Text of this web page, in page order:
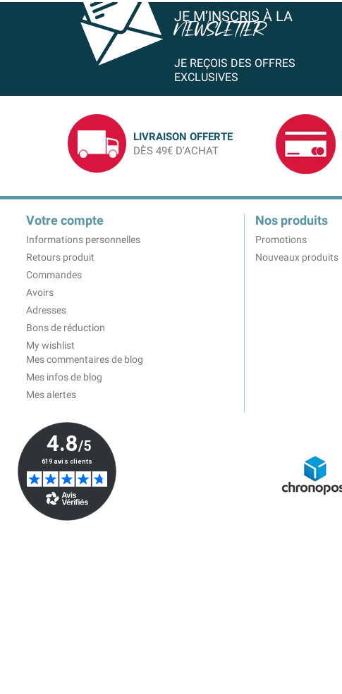
JE M’INSCRIS À LA
NEWSLETTER
JE REÇOIS DES OFFRES
EXCLUSIVES
LIVRAISON OFFERTE
DÈS 49€ D'ACHAT
Votre compte
Informations personnelles
Retours produit
Commandes
Avoirs
Adresses
Bons de réduction
My wishlist
Mes commentaires de blog
Mes infos de blog
Mes alertes
Nos produits
Promotions
Nouveaux produits